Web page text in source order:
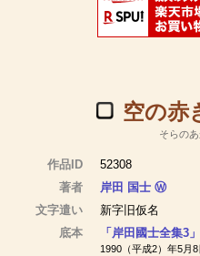
空の赤
そらの
作品ID
52308
著者
岸田 国士 Ⓦ
文字遣い
新字旧仮名
底本
「岸田國士全集
1990（平成2）年5月8